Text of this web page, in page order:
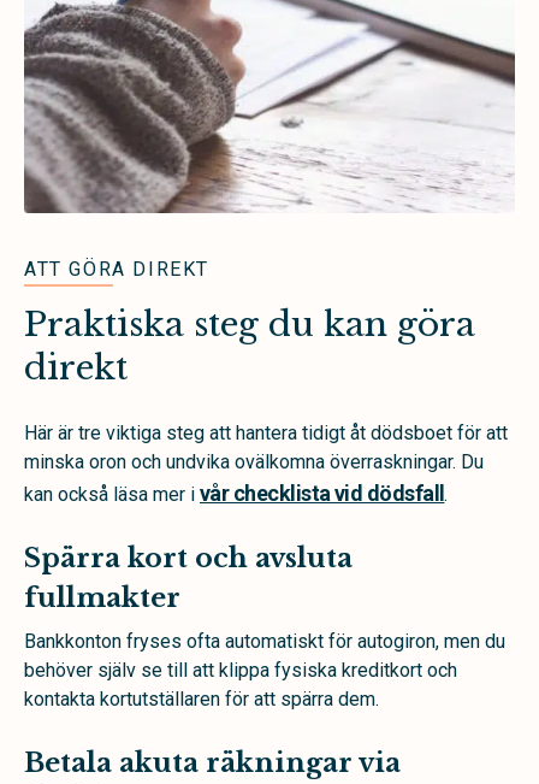
ATT GÖRA DIREKT
Praktiska steg du kan göra
direkt
Här är tre viktiga steg att hantera tidigt åt dödsboet för att
minska oron och undvika ovälkomna överraskningar. Du
kan också läsa mer i vår checklista vid dödsfall .
Spärra kort och avsluta
fullmakter
Bankkonton fryses ofta automatiskt för autogiron, men du
behöver själv se till att klippa fysiska kreditkort och
kontakta kortutställaren för att spärra dem.
Betala akuta räkningar via